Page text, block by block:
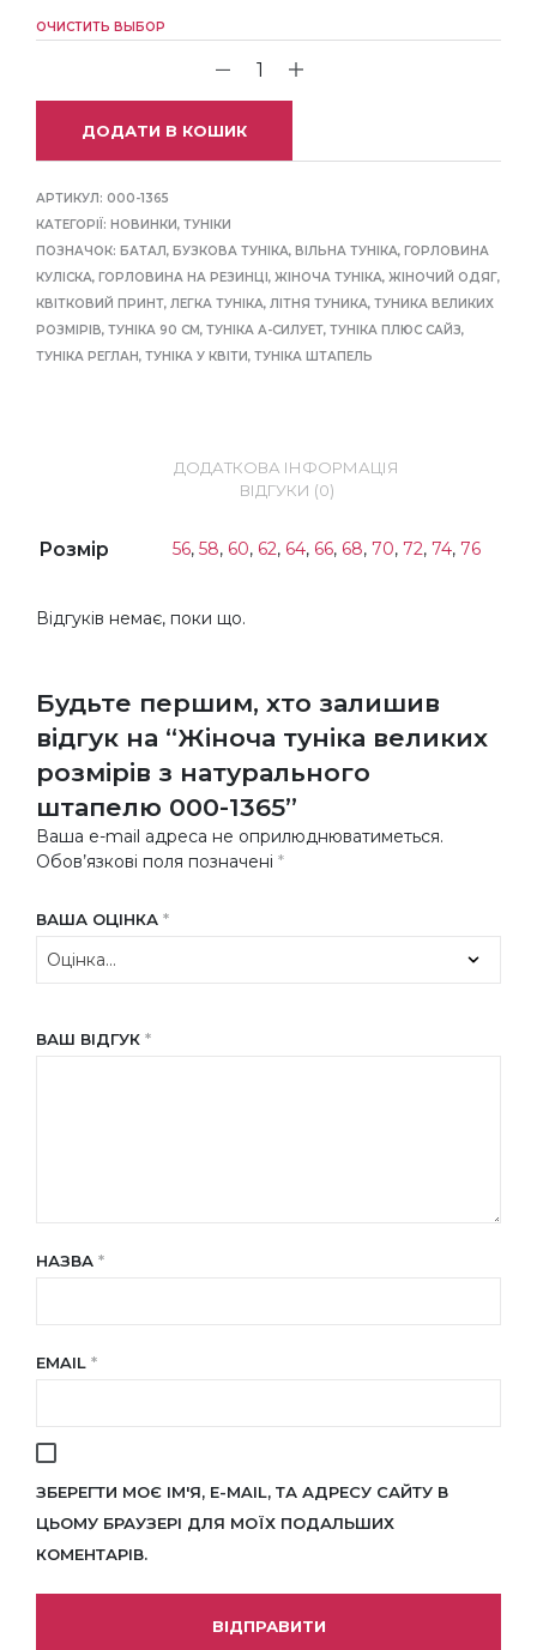
ОЧИСТИТЬ ВЫБОР
ДОДАТИ В КОШИК
АРТИКУЛ: 000-1365
КАТЕГОРІЇ: НОВИНКИ, ТУНІКИ
ПОЗНАЧОК: БАТАЛ, БУЗКОВА ТУНІКА, ВІЛЬНА ТУНІКА, ГОРЛОВИНА
КУЛІСКА, ГОРЛОВИНА НА РЕЗИНЦІ, ЖІНОЧА ТУНІКА, ЖІНОЧИЙ ОДЯГ,
КВІТКОВИЙ ПРИНТ, ЛЕГКА ТУНІКА, ЛІТНЯ ТУНИКА, ТУНИКА ВЕЛИКИХ
РОЗМІРІВ, ТУНІКА 90 СМ, ТУНІКА А-СИЛУЕТ, ТУНІКА ПЛЮС САЙЗ,
ТУНІКА РЕГЛАН, ТУНІКА У КВІТИ, ТУНІКА ШТАПЕЛЬ
ДОДАТКОВА ІНФОРМАЦІЯ
ВІДГУКИ (0)
Розмір 56, 58, 60, 62, 64, 66, 68, 70, 72, 74, 76
Відгуків немає, поки що.
Будьте першим, хто залишив
відгук на “Жіноча туніка великих
розмірів з натурального
штапелю 000-1365”
Ваша e-mail адреса не оприлюднюватиметься.
Обов’язкові поля позначені *
ВАША ОЦІНКА *
ВАШ ВІДГУК *
НАЗВА *
EMAIL *
ЗБЕРЕГТИ МОЄ ІМ'Я, E-MAIL, ТА АДРЕСУ САЙТУ В
ЦЬОМУ БРАУЗЕРІ ДЛЯ МОЇХ ПОДАЛЬШИХ
КОМЕНТАРІВ.